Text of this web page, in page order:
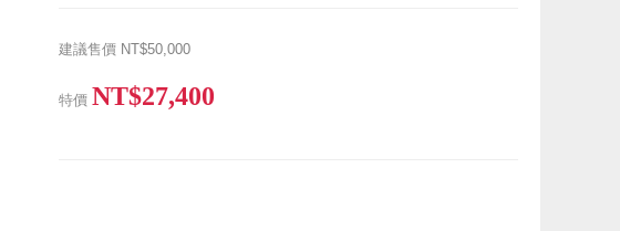
建議售價 NT$50,000
特價 NT$27,400